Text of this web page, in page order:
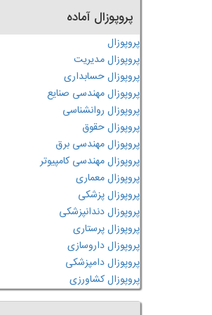
پروپوزال آماده
پروپوزال
پروپوزال مدیریت
پروپوزال حسابداری
پروپوزال مهندسی صنایع
پروپوزال روانشناسی
پروپوزال حقوق
پروپوزال مهندسی برق
پروپوزال مهندسی کامپیوتر
پروپوزال معماری
پروپوزال پزشکی
پروپوزال دندانپزشکی
پروپوزال پرستاری
پروپوزال داروسازی
پروپوزال دامپزشکی
پروپوزال کشاورزی